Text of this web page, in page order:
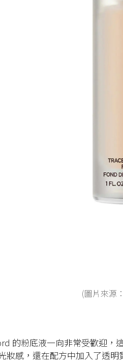
(圖片來源
的粉底液一向非常受歡迎，
妝感，還在配方中加入了透